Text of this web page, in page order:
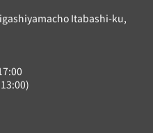
Itabashi-ku,